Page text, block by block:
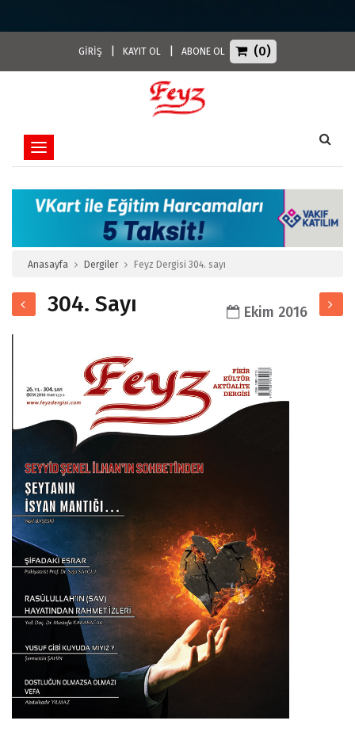
GİRİŞ KAYIT OL ABONE OL (0)
Toggle navigation
Anasayfa Dergiler Feyz Dergisi 304. sayı
304. Sayı Ekim 2016